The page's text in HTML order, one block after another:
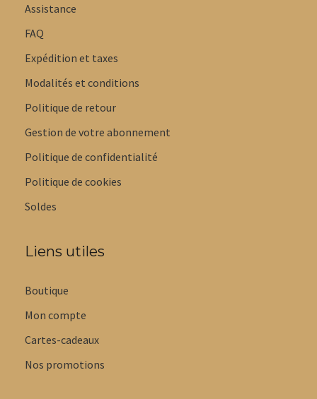
Assistance
FAQ
Expédition et taxes
Modalités et conditions
Politique de retour
Gestion de votre abonnement
Politique de confidentialité
Politique de cookies
Soldes
Liens utiles
Boutique
Mon compte
Cartes-cadeaux
Nos promotions